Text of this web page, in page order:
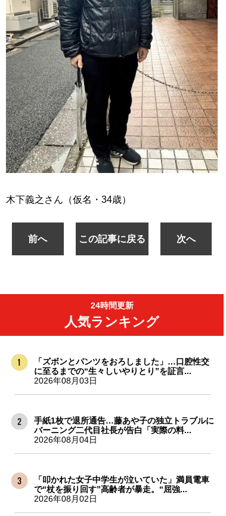
木下義之さん（仮名・34歳）
前へ この記事に戻る 次へ
24時間更新
人気ランキング
「ズボンとパンツをおろしました」…口腔性交
に至るまでの“生々しいやりとり”を証言...
2026年08月03日
手紙1枚で退所通告…藤あや子の独立トラブルに
バーニング二代目社長が告白「実際の料...
2026年08月04日
「叩かれた女子中学生が泣いていた」満員電車
で“杖を振り回す”高齢者が暴走。“屈強...
2026年08月02日